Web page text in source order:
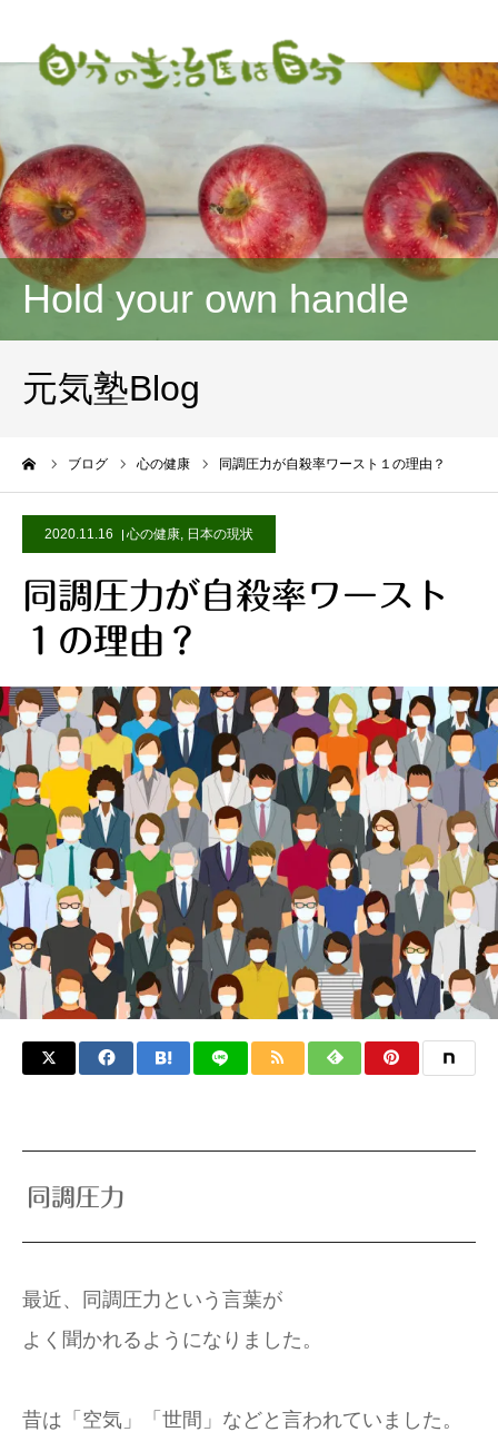
Hold your own handle
元気塾Blog
ブログ 心の健康 同調圧力が自殺率ワースト１の理由？
2020.11.16 心の健康, 日本の現状
同調圧力が自殺率ワースト
１の理由？
同調圧力
最近、同調圧力という言葉が
よく聞かれるようになりました。
昔は「空気」「世間」などと言われていました。